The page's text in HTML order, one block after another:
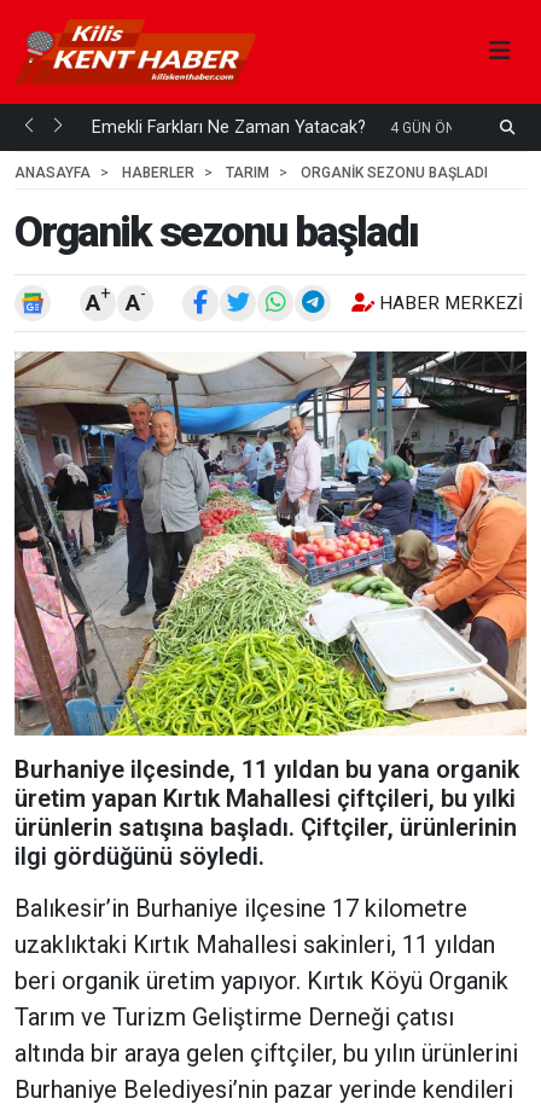
mi... Emekli Farkları Ne Zaman Yatacak? 4 GÜN ÖNCE
ANASAYFA
HABERLER TARIM ORGANIK SEZONU BAŞLADI
Organik sezonu başladı
A+ A- HABER MERKEZI
Burhaniye ilçesinde, 11 yıldan bu yana organik
üretim yapan Kırtık Mahallesi çiftçileri, bu yılki
ürünlerin satışına başladı. Çiftçiler, ürünlerinin
ilgi gördüğünü söyledi.
Balıkesir’in Burhaniye ilçesine 17 kilometre
uzaklıktaki Kırtık Mahallesi sakinleri, 11 yıldan
beri organik üretim yapıyor. Kırtık Köyü Organik
Tarım ve Turizm Geliştirme Derneği çatısı
altında bir araya gelen çiftçiler, bu yılın ürünlerini
Burhaniye Belediyesi’nin pazar yerinde kendileri